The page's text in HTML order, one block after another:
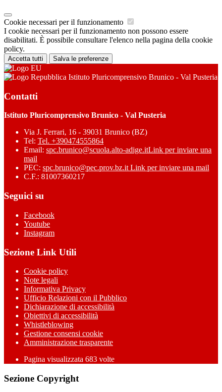
Cookie necessari per il funzionamento
I cookie necessari per il funzionamento non possono essere
disabilitati. È possibile consultare l'elenco nella pagina della cookie
policy.
Accetta tutti Salva le preferenze
Istituto Pluricomprensivo Brunico - Val Pusteria
Contatti
Istituto Pluricomprensivo Brunico - Val Pusteria
Via J. Ferrari, 16 - 39031 Brunico (BZ)
Tel: Tel. +390474555864
Email: spc.brunico@scuola.alto-adige.itLink per inviare una
mail
PEC: spc.brunico@pec.prov.bz.it Link per inviare una mail
C.F.: 81007360217
Seguici su
Facebook
Youtube
Instagram
Sezione Link Utili
Cookie policy
Note legali
Informativa Privacy
Ufficio Relazioni con il Pubblico
Dichiarazione di accessibilità
Obiettivi di accessibilità
Whistleblowing
Gestione consensi cookie
Amministrazione trasparente
Pagina visualizzata 683 volte
Sezione Copyright